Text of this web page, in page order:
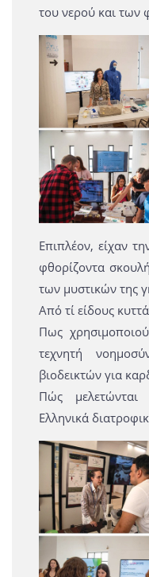
του νερού και των
Επιπλέον, είχαν
φθορίζοντα
των μυστικών της
Από τί είδους
Πως
τεχνητή
βιοδεικτών για
Πώς μελετώνται
Ελληνικά